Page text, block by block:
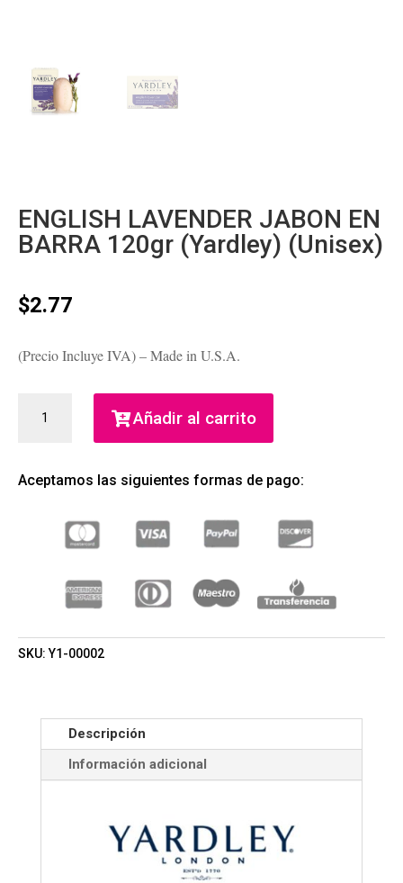
ENGLISH LAVENDER JABON EN
BARRA 120gr (Yardley) (Unisex)
$2.77
(Precio Incluye IVA) – Made in U.S.A.
LAVENDER
BARRA
(YARDLEY)
(UNISEX)
Añadir al carrito
Aceptamos las siguientes formas de pago:
SKU:Y1-00002
Descripción
Información adicional